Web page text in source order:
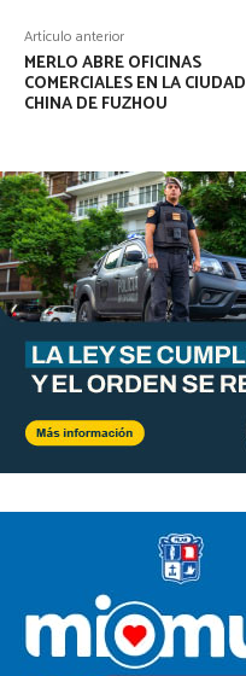
Artículo anterior
MERLO ABRE OFICINAS
COMERCIALES EN LA CIUDAD
CHINA DE FUZHOU